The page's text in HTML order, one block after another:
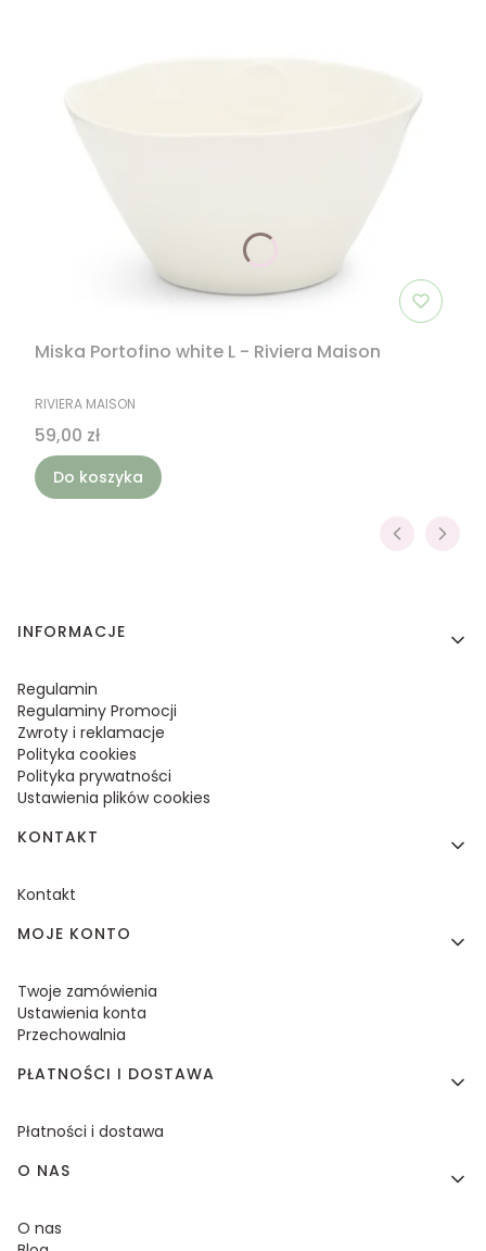
Miska Portofino white L - Riviera Maison
PRODUCENT
RIVIERA MAISON
Cena
59,00 zł
Do koszyka
Linki w stopce
INFORMACJE
Regulamin
Regulaminy Promocji
Zwroty i reklamacje
Polityka cookies
Polityka prywatności
Ustawienia plików cookies
KONTAKT
Kontakt
MOJE KONTO
Twoje zamówienia
Ustawienia konta
Przechowalnia
PŁATNOŚCI I DOSTAWA
Płatności i dostawa
O NAS
O nas